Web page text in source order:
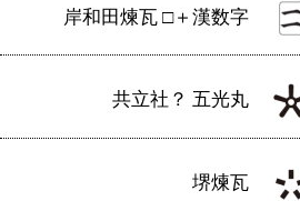
岸和田煉瓦 □＋漢数字
共立社？ 五光丸
堺煉瓦